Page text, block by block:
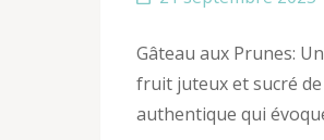
Gâteau aux Prunes:
fruit juteux et sucré
authentique qui